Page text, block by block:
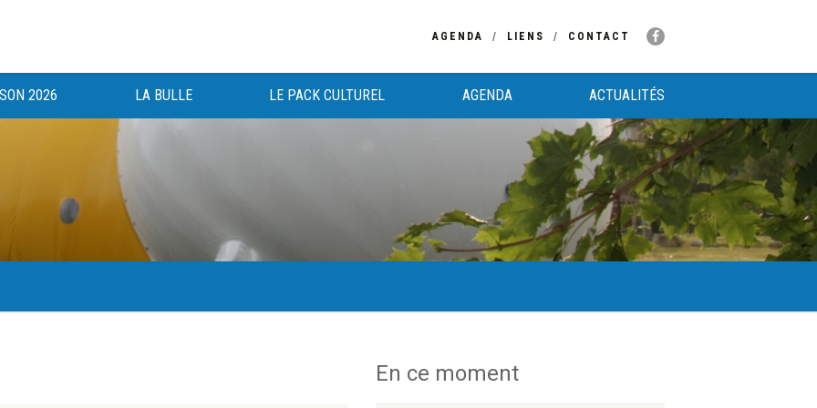
AGENDA LIENS CONTACT
2026 LA BULLE LE PACK CULTUREL AGENDA ACTUALITÉS
au bénéfice des haut-saônois depuis 1983. En ce moment